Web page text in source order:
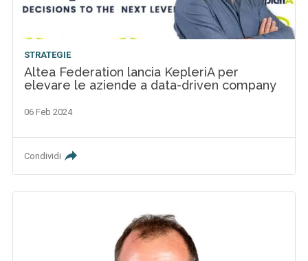
STRATEGIE
Altea Federation lancia KepleriA per
elevare le aziende a data-driven company
06 Feb 2024
Condividi